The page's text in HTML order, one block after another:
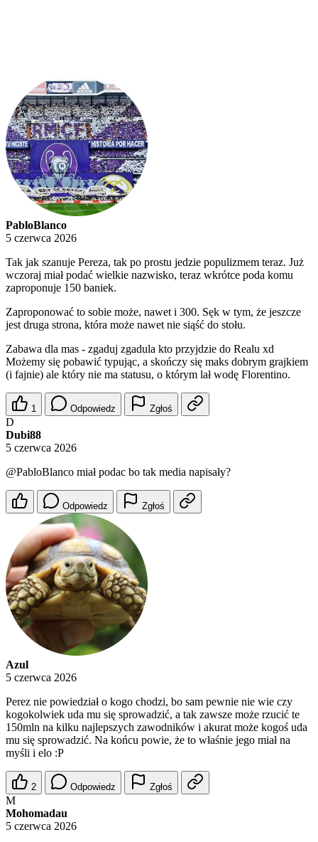
PabloBlanco
5 czerwca 2026
Tak jak szanuje Pereza, tak po prostu jedzie populizmem teraz. Już
wczoraj miał podać wielkie nazwisko, teraz wkrótce poda komu
zaproponuje 150 baniek.
Zaproponować to sobie może, nawet i 300. Sęk w tym, że jeszcze
jest druga strona, która może nawet nie siąść do stołu.
Zabawa dla mas - zgaduj zgadula kto przyjdzie do Realu xd
Możemy się pobawić typując, a skończy się maks dobrym grajkiem
(i fajnie) ale który nie ma statusu, o którym lał wodę Florentino.
1 Odpowiedz Zgłoś
D
Dubi88
5 czerwca 2026
@PabloBlanco miał podac bo tak media napisały?
Odpowiedz Zgłoś
Azul
5 czerwca 2026
Perez nie powiedział o kogo chodzi, bo sam pewnie nie wie czy
kogokolwiek uda mu się sprowadzić, a tak zawsze może rzucić te
150mln na kilku najlepszych zawodników i akurat może kogoś uda
mu się sprowadzić. Na końcu powie, że to właśnie jego miał na
myśli i elo :P
2 Odpowiedz Zgłoś
M
Mohomadau
5 czerwca 2026